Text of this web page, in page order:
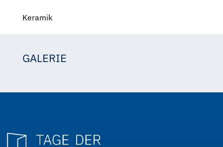
Keramik
GALERIE